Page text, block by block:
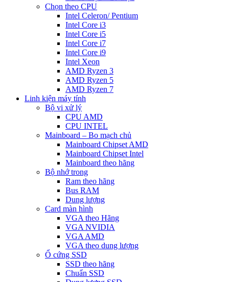
Chọn theo CPU
Intel Celeron/ Pentium
Intel Core i3
Intel Core i5
Intel Core i7
Intel Core i9
Intel Xeon
AMD Ryzen 3
AMD Ryzen 5
AMD Ryzen 7
Linh kiện máy tính
Bộ vi xử lý
CPU AMD
CPU INTEL
Mainboard – Bo mạch chủ
Mainboard Chipset AMD
Mainboard Chipset Intel
Mainboard theo hãng
Bộ nhớ trong
Ram theo hãng
Bus RAM
Dung lượng
Card màn hình
VGA theo Hãng
VGA NVIDIA
VGA AMD
VGA theo dung lượng
Ổ cứng SSD
SSD theo hãng
Chuẩn SSD